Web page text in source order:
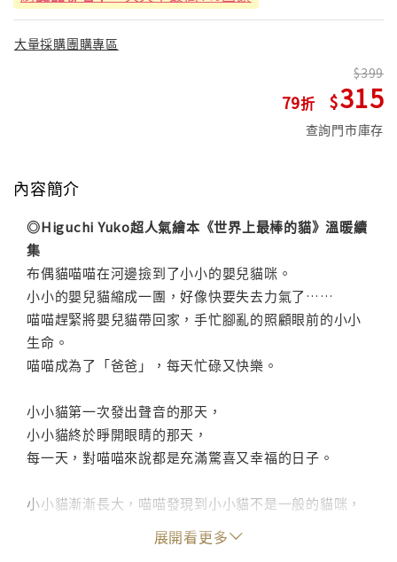
大量採購團購專區
79
399
315
查詢門市庫存
內容簡介
◎Higuchi Yuko超人氣繪本《世界上最棒的貓》溫暖續
集
布偶貓喵喵在河邊撿到了小小的嬰兒貓咪。
小小的嬰兒貓縮成一團，好像快要失去力氣了……
喵喵趕緊將嬰兒貓帶回家，手忙腳亂的照顧眼前的小小
生命。
喵喵成為了「爸爸」，每天忙碌又快樂。
小小貓第一次發出聲音的那天，
小小貓終於睜開眼睛的那天，
每一天，對喵喵來說都是充滿驚喜又幸福的日子。
小小貓漸漸長大，喵喵發現到小小貓不是一般的貓咪，
以及被拋棄在河邊的理由……
展開看更多